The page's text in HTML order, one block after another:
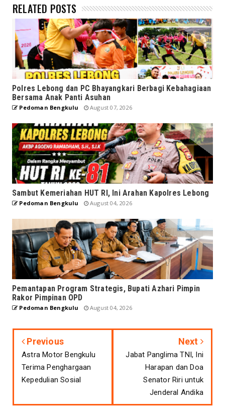
RELATED POSTS
Polres Lebong dan PC Bhayangkari Berbagi Kebahagiaan
Bersama Anak Panti Asuhan
Pedoman Bengkulu August 07, 2026
Sambut Kemeriahan HUT RI, Ini Arahan Kapolres Lebong
Pedoman Bengkulu August 04, 2026
Pemantapan Program Strategis, Bupati Azhari Pimpin
Rakor Pimpinan OPD
Pedoman Bengkulu August 04, 2026
Previous
Astra Motor Bengkulu
Terima Penghargaan
Kepedulian Sosial
Next
Jabat Panglima TNI, Ini
Harapan dan Doa
Senator Riri untuk
Jenderal Andika